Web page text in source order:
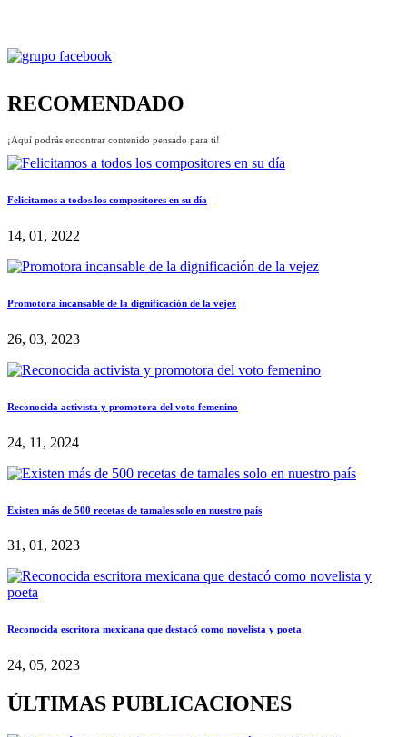
RECOMENDADO
¡Aquí podrás encontrar contenido pensado para ti!
Felicitamos a todos los compositores en su día
14, 01, 2022
Promotora incansable de la dignificación de la vejez
26, 03, 2023
Reconocida activista y promotora del voto femenino
24, 11, 2024
Existen más de 500 recetas de tamales solo en nuestro país
31, 01, 2023
Reconocida escritora mexicana que destacó como novelista y poeta
24, 05, 2023
ÚLTIMAS PUBLICACIONES